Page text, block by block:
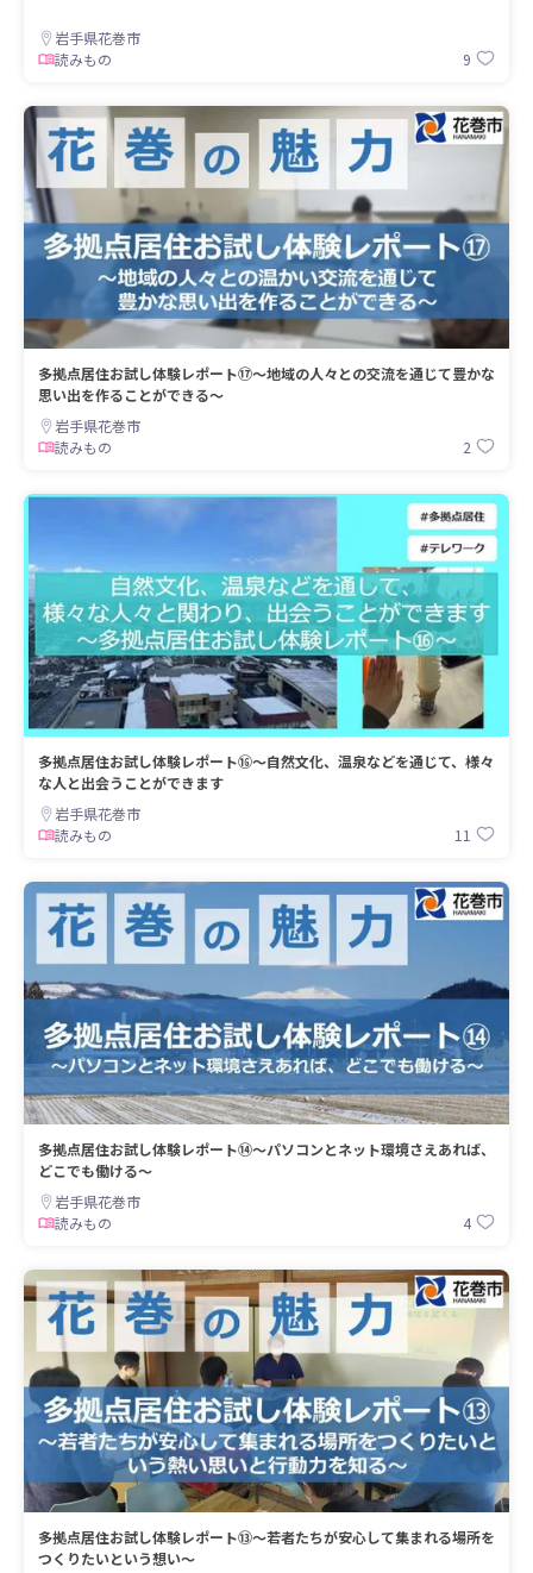
岩手県花巻市
読みもの
9
多拠点居住お試し体験レポート⑰～地域の人々との交流を通じて豊かな
思い出を作ることができる～
岩手県花巻市
読みもの
2
多拠点居住お試し体験レポート⑯～自然文化、温泉などを通じて、様々
な人と出会うことができます
岩手県花巻市
読みもの
11
多拠点居住お試し体験レポート⑭～パソコンとネット環境さえあれば、
どこでも働ける～
岩手県花巻市
読みもの
4
多拠点居住お試し体験レポート⑬～若者たちが安心して集まれる場所を
つくりたいという想い～